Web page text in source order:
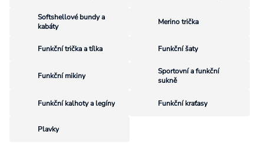
Softshellové bundy a
kabáty
Merino trička
Funkční trička a tílka Funkční šaty
Funkční mikiny
Sportovní a funkční
sukně
Funkční kalhoty a legíny Funkční kraťasy
Plavky